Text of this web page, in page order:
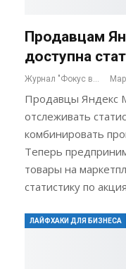
Продавцам
доступна
Журнал "Фокус внимания"
Продавцы Яндекс
отслеживать
комбинировать
Теперь
товары на
статистику по
ЛАЙФХАКИ ДЛЯ БИЗНЕСА